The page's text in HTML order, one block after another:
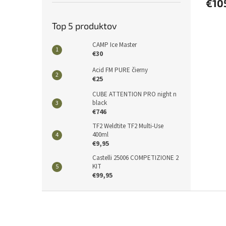
Top 5 produktov
CAMP Ice Master
€30
Acid FM PURE čierny
€25
CUBE ATTENTION PRO night n
black
€746
TF2 Weldtite TF2 Multi-Use
400ml
€9,95
Castelli 25006 COMPETIZIONE 2
KIT
€99,95